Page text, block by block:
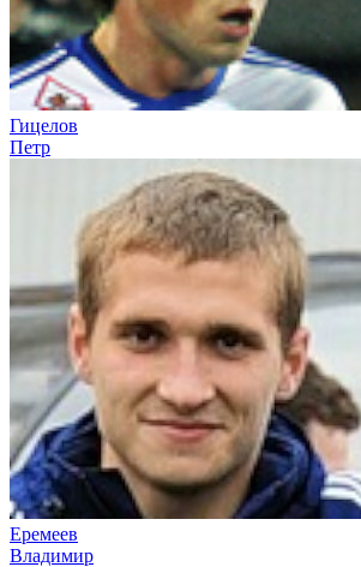
Гицелов
Петр
Еремеев
Владимир